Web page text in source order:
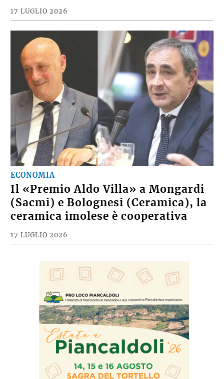
17 LUGLIO 2026
ECONOMIA
Il «Premio Aldo Villa» a Mongardi
(Sacmi) e Bolognesi (Ceramica), la
ceramica imolese è cooperativa
17 LUGLIO 2026